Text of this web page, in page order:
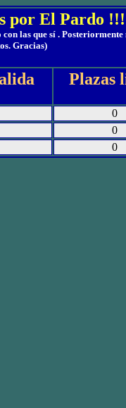
por El Pardo !!!
con las que sí .
Gracias)
Plazas
0
0
0